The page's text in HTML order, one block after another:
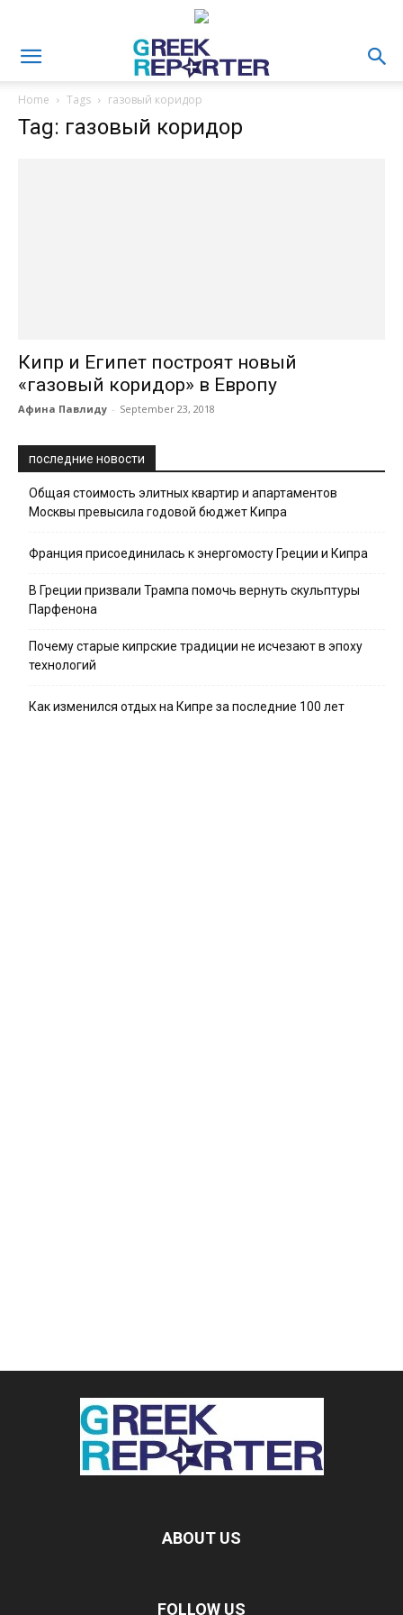
Home Tags газовый коридор
Tag: газовый коридор
Кипр и Египет построят новый
«газовый коридор» в Европу
Афина Павлиду - September 23, 2018
последние новости
Общая стоимость элитных квартир и апартаментов
Москвы превысила годовой бюджет Кипра
Франция присоединилась к энергомосту Греции и Кипра
В Греции призвали Трампа помочь вернуть скульптуры
Парфенона
Почему старые кипрские традиции не исчезают в эпоху
технологий
Как изменился отдых на Кипре за последние 100 лет
ABOUT US
FOLLOW US